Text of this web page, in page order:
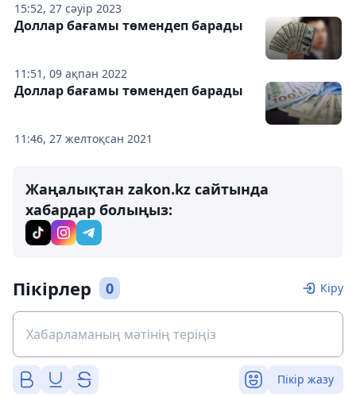
15:52, 27 сәуір 2023
11:51, 09 ақпан 2022
Доллар бағамы төмендеп барады
11:46, 27 желтоқсан 2021
Доллар бағамы төмендеп барады
Жаңалықтан zakon.kz сайтында
хабардар болыңыз:
Пікірлер 0 Кіру
Пікір жазу